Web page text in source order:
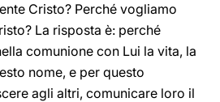
Cristo? Perché vogliamo
La risposta è: perché
comunione con Lui la vita, la
nome, e per questo
agli altri, comunicare loro il